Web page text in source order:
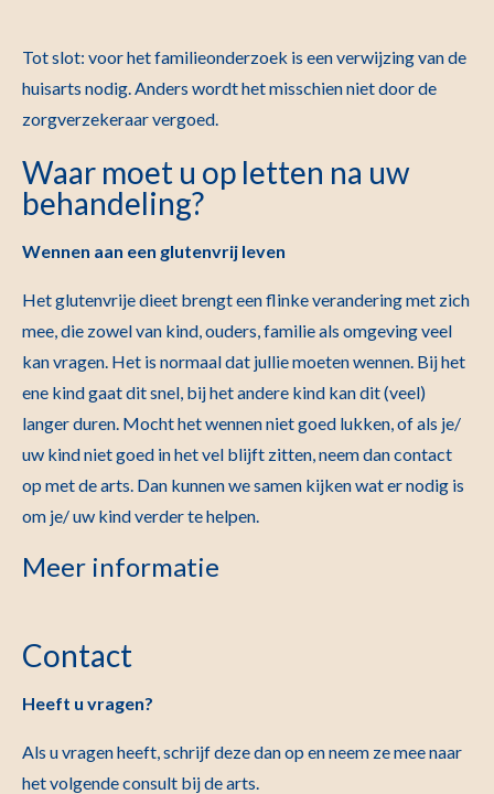
Tot slot: voor het familieonderzoek is een verwijzing van de
huisarts nodig. Anders wordt het misschien niet door de
zorgverzekeraar vergoed.
Waar moet u op letten na uw
behandeling?
Wennen aan een glutenvrij leven
Het glutenvrije dieet brengt een flinke verandering met zich
mee, die zowel van kind, ouders, familie als omgeving veel
kan vragen. Het is normaal dat jullie moeten wennen. Bij het
ene kind gaat dit snel, bij het andere kind kan dit (veel)
langer duren. Mocht het wennen niet goed lukken, of als je/
uw kind niet goed in het vel blijft zitten, neem dan contact
op met de arts. Dan kunnen we samen kijken wat er nodig is
om je/ uw kind verder te helpen.
Meer informatie
Contact
Heeft u vragen?
Als u vragen heeft, schrijf deze dan op en neem ze mee naar
het volgende consult bij de arts.